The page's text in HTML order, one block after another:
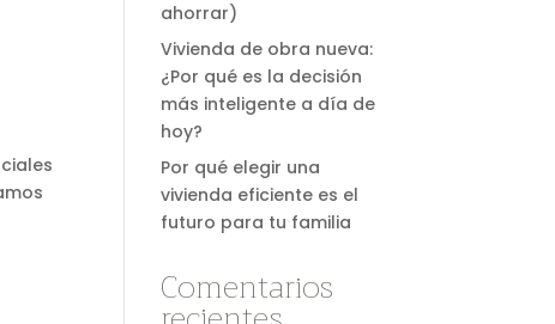
ahorrar)
Vivienda de obra nueva:
¿Por qué es la decisión
más inteligente a día de
hoy?
Por qué elegir una
vivienda eficiente es el
futuro para tu familia
Comentarios